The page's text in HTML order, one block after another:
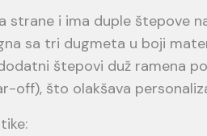
strane i ima duple štepove
sa tri dugmeta u boji
štepovi duž ramena
off), što olakšava